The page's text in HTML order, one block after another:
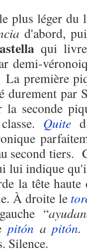
plus léger du
d'abord,
qui
demi-
première
durement par
seconde
Quite
second tiers.
lui indique
la tête
À droite le
“
pitón apitón.
Silence.